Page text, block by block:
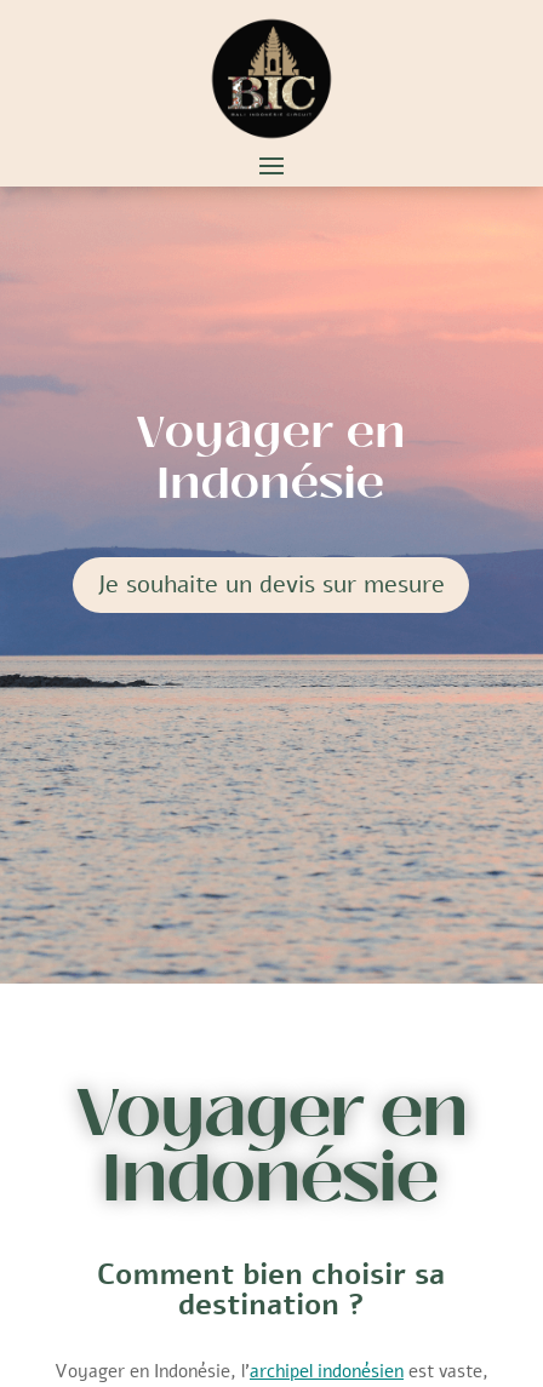
Voyager en
Indonésie
Je souhaite un devis sur mesure
Voyager en
Indonésie
Comment bien choisir sa
destination ?
Voyager en Indonésie, l’archipel indonésienest vaste,